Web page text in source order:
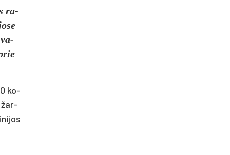
ra­
va­
ko­
žar­